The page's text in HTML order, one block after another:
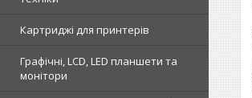
Картриджі для принтерів
Графічні, LCD, LED планшети та
монітори